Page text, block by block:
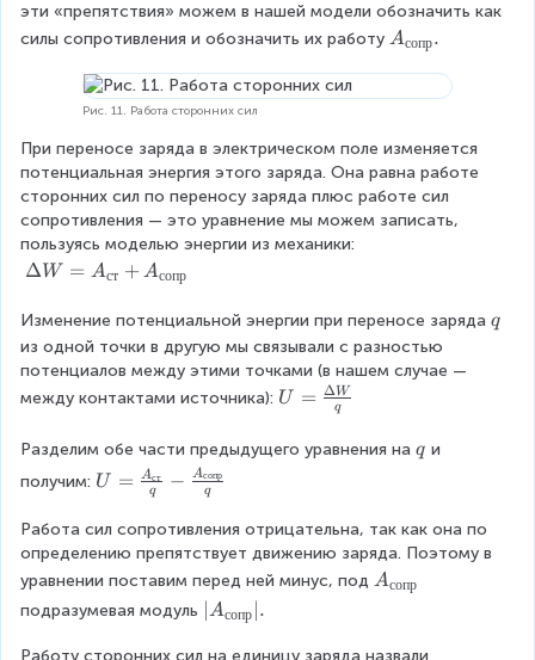
эти «препятствия» можем в нашей модели обозначить как
силы сопротивления и обозначить их работу A
п
р
}
.
Aсопр.
Рис. 11. Работа сторонних сил
При переносе заряда в электрическом поле изменяется
потенциальная энергия этого заряда. Она равна работе
сторонних сил по переносу заряда плюс работе сил
сопротивления — это уравнение мы можем записать,
пользуясь моделью энергии из механики:
\
el
ta
W
=
_
{с
т}
A
_
{с
о
р
ΔW = Aст + Aсопр
Изменение потенциальной энергии при переносе заряда \
q
из одной точки в другую мы связывали с разностью
потенциалов между этими точками (в нашем случае —
между контактами источника): U
\f
D
el
ta
U = q
ΔW
Разделим обе части предыдущего уравнения на \
q и
получим: U
\
fr
a
{
U = q
Aст − q
Aсопр
Работа сил сопротивления отрицательна, так как она по
определению препятствует движению заряда. Поэтому в
уравнении поставим перед ней минус, под A
с
Aсопр
подразумевая модуль Aсопр ∣.